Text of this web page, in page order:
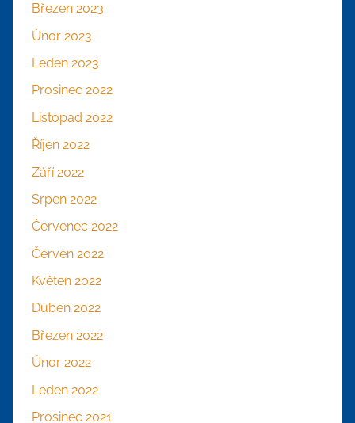
Březen 2023
Únor 2023
Leden 2023
Prosinec 2022
Listopad 2022
Říjen 2022
Září 2022
Srpen 2022
Červenec 2022
Červen 2022
Květen 2022
Duben 2022
Březen 2022
Únor 2022
Leden 2022
Prosinec 2021